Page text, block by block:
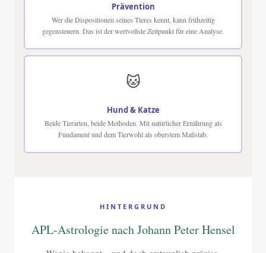
Prävention
Wer die Dispositionen seines Tieres kennt, kann frühzeitig
gegensteuern. Das ist der wertvollste Zeitpunkt für eine Analyse.
🐱
Hund & Katze
Beide Tierarten, beide Methoden. Mit natürlicher Ernährung als
Fundament und dem Tierwohl als oberstem Maßstab.
HINTERGRUND
APL-Astrologie nach Johann Peter Hensel